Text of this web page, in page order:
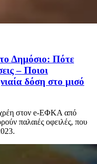
Δημόσιο: Πότε
– Ποιοι
δόση στο μισό
χρέη στον e-ΕΦΚΑ από
παλαιές οφειλές, που